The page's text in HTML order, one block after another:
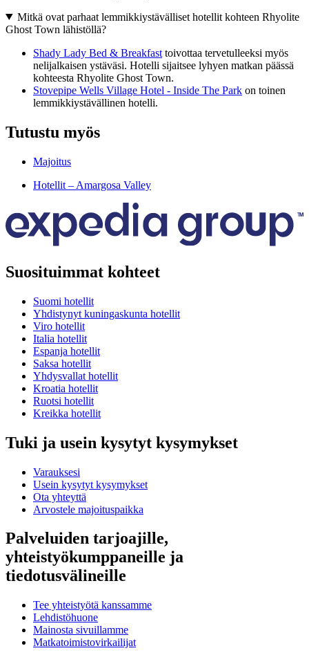
Mitkä ovat parhaat lemmikkiystävälliset hotellit kohteen Rhyolite
Ghost Town lähistöllä?
Shady Lady Bed & Breakfast toivottaa tervetulleeksi myös
nelijalkaisen ystäväsi. Hotelli sijaitsee lyhyen matkan päässä
kohteesta Rhyolite Ghost Town.
Stovepipe Wells Village Hotel - Inside The Park on toinen
lemmikkiystävällinen hotelli.
Tutustu myös
Majoitus
Hotellit – Amargosa Valley
Suosituimmat kohteet
Suomi hotellit
Yhdistynyt kuningaskunta hotellit
Viro hotellit
Italia hotellit
Espanja hotellit
Saksa hotellit
Yhdysvallat hotellit
Kroatia hotellit
Ruotsi hotellit
Kreikka hotellit
Tuki ja usein kysytyt kysymykset
Varauksesi
Usein kysytyt kysymykset
Ota yhteyttä
Arvostele majoituspaikka
Palveluiden tarjoajille,
yhteistyökumppaneille ja
tiedotusvälineille
Tee yhteistyötä kanssamme
Lehdistöhuone
Mainosta sivuillamme
Matkatoimistovirkailijat